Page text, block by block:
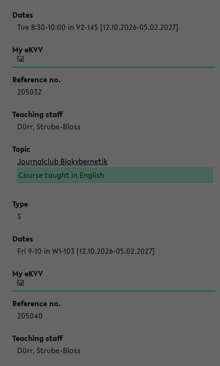
Tue 8:30-10:00 in V2-145 [12.10.2026-05.02.2027]
205032
Dürr, Strube-Bloss
Journalclub Biokybernetik
Course taught in English
S
Fri 9-10 in W1-103 [12.10.2026-05.02.2027]
205040
Dürr, Strube-Bloss